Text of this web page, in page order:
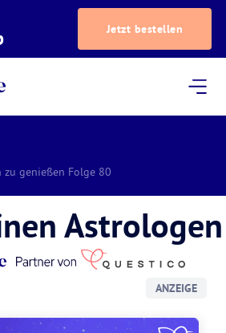
Jetzt bestellen
genießen Folge 80
Astrologen
ANZEIGE